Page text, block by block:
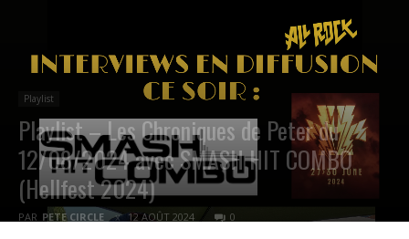
Playlist
Playlist – Les Chroniques de Peter du
12/08/2024 avec SMASH HIT COMBO
(Hellfest 2024)
PAR PETE CIRCLE 12 AOÛT 2024 0